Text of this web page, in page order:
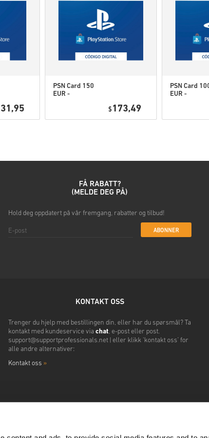
Se den korte guiden over,
Nedlastbart innhold
Du kan motta mer enn
PSN Card 150
EUR -
Portugal
$ 173,49
PSN Card
EUR -
Portugal
FÅ RABATT?
(MELDE DEG PÅ)
Hold deg oppdatert på vår fremgang, rabatter og tilbud!
ABONNER
KONTAKT OSS
Trenger du hjelp med bestillingen din, eller har du spørsmål? Ta
kontakt med kundeservice via chat, e-post eller post.
support@supportprofessionals.net| eller klikk ‘kontakt oss’ for
alle andre alternativer:
Kontakt oss »